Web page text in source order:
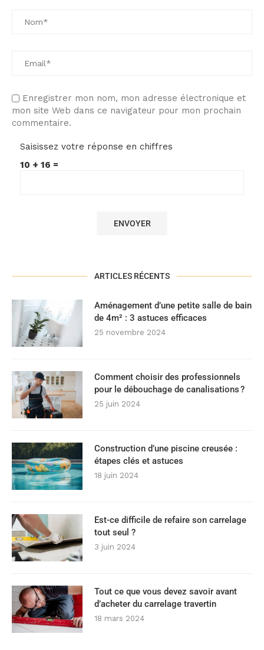
Enregistrer mon nom, mon adresse électronique et
mon site Web dans ce navigateur pour mon prochain
commentaire.
Saisissez votre réponse en chiffres
10 + 16 =
ARTICLES RÉCENTS
Aménagement d’une petite salle de bain
de 4m² : 3 astuces efficaces
25 novembre 2024
Comment choisir des professionnels
pour le débouchage de canalisations ?
25 juin 2024
Construction d’une piscine creusée :
étapes clés et astuces
18 juin 2024
Est-ce difficile de refaire son carrelage
tout seul ?
3 juin 2024
Tout ce que vous devez savoir avant
d’acheter du carrelage travertin
18 mars 2024